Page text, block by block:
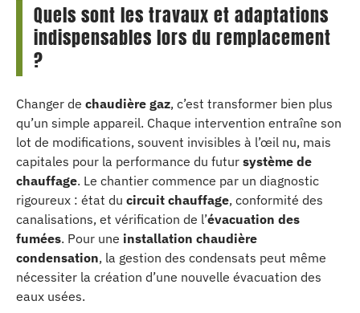
Quels sont les travaux et adaptations
indispensables lors du remplacement
?
Changer de chaudière gaz, c’est transformer bien plus
qu’un simple appareil. Chaque intervention entraîne son
lot de modifications, souvent invisibles à l’œil nu, mais
capitales pour la performance du futur système de
chauffage. Le chantier commence par un diagnostic
rigoureux : état du circuit chauffage, conformité des
canalisations, et vérification de l’évacuation des
fumées. Pour une installation chaudière
condensation, la gestion des condensats peut même
nécessiter la création d’une nouvelle évacuation des
eaux usées.